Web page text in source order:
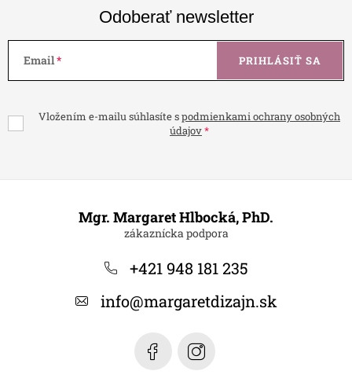
Odoberať newsletter
Email
Vložením e-mailu súhlasíte spodmienkami ochrany osobných
údajov
PRIHLÁSIŤ SA
Mgr. Margaret Hlbocká, PhD.
+421 948 181 235
info@margaretdizajn.sk